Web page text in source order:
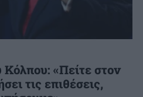
Κόλπου: «Πείτε στον
τις επιθέσεις,